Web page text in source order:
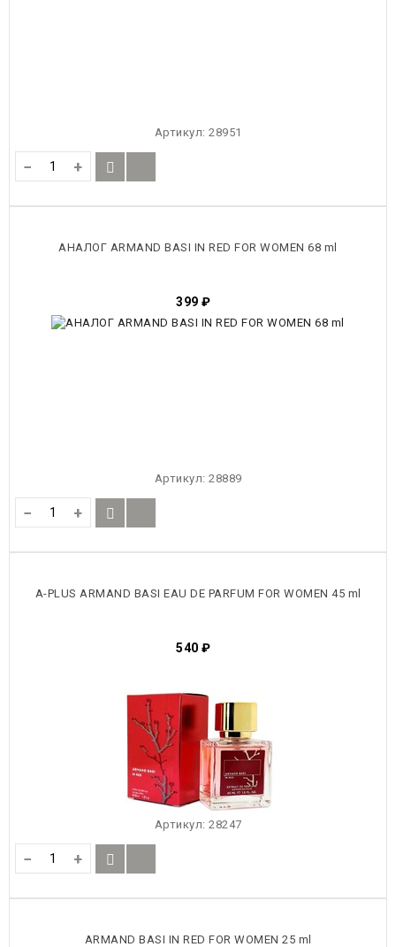
Артикул: 28951
− +
АНАЛОГ ARMAND BASI IN RED FOR WOMEN 68 ml
399 ₽
Артикул: 28889
− +
A-PLUS ARMAND BASI EAU DE PARFUM FOR WOMEN 45 ml
540 ₽
Артикул: 28247
− +
ARMAND BASI IN RED FOR WOMEN 25 ml